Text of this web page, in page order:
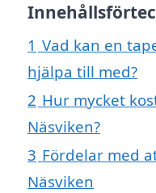
1 Vad kan en
hjälpa till med?
2 Hur mycket
Näsviken?
3 Fördelar med
Näsviken